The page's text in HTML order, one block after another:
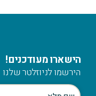
הישארו מעודכנים!
הירשמו לניוזלטר שלנו